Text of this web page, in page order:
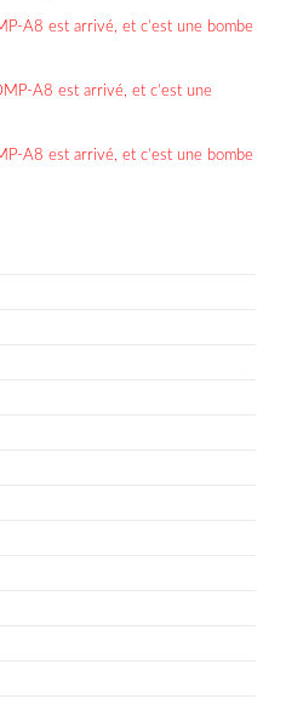
A8 est arrivé, et c’est une bombe
A8 est arrivé, et c’est une
A8 est arrivé, et c’est une bombe